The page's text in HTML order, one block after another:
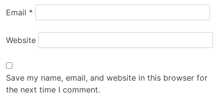
Email *
Website
Save my name, email, and website in this browser for
the next time I comment.